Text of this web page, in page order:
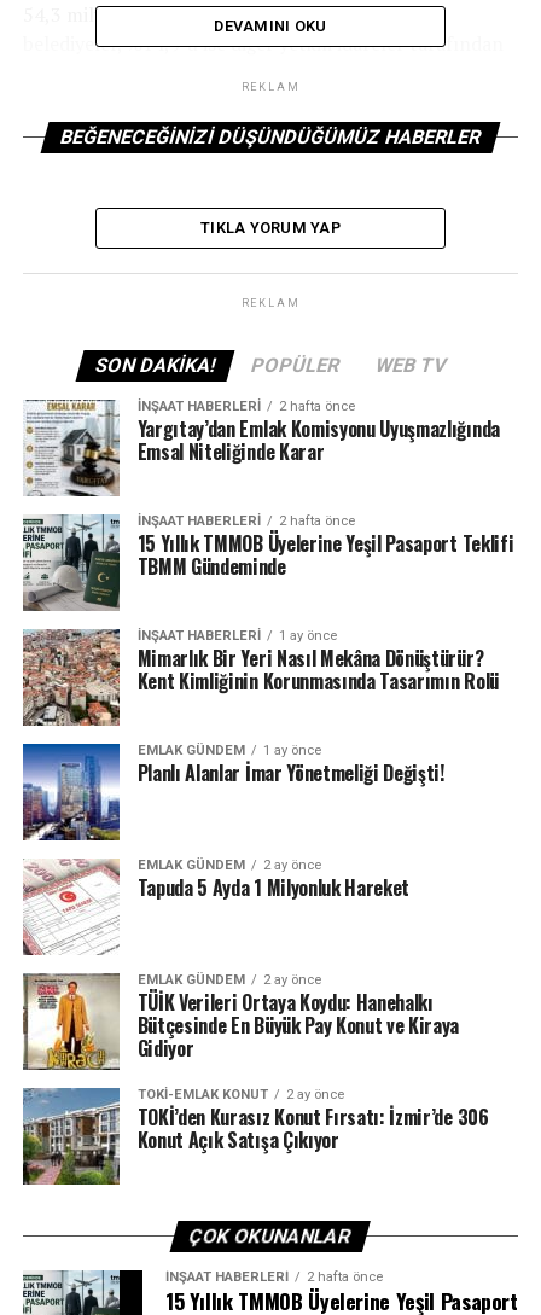
54,3 milyon metrekareye ulaştı. Bunun %85,1’i
belediyeler, %14,9’u ise diğer yetkili idareler tarafından
Müstakil Konutlara İlgi Azalıyor
büyük payı40,3 milyon metrekare ile çok daireli
konutlaraldı.
Buna karşın pandemi ve deprem döneminde yükselen
müstakil konut talebinde düşüş gözleniyor. 2025’in ikinci
Bu oran 2023’te %9’un üzerinde, 2024’te ise %7
seviyesindeydi.
İskan Verilerinde de Yükseliş
Yapı kullanma izin belgesi (iskan) istatistikleri de artış
gösterdi. 2025’in ikinci çeyreğinde:
Bina sayısı %18,1 arttı.
Daire sayısı %44,3 yükseldi.
Toplam yüzölçümü %30,2 büyüdü.
Bu dönemde
20 bin 135 bina için, toplam 130 bin 152
daireye iskan düzenlendi.
Uzmanların Uyarısı: Erişilebilir
Konut Üretilmeli
Üretimdeki bu hareketlilik arz–talep dengesi için olumlu
görülse de, uzmanlarfiyat erişilebilirliğikonusunda
uyarıyor. Türkiye’de ev sahipliği oranı %56’ya gerilerken,
yüksek faizler ve artan maliyetler orta gelirli
vatandaşların konuta erişimini zorlaştırıyor.
Sektör temsilcileri,kamunun arsa katkısı ve özel
sektör işbirliği
Gözler Sosyal Konut
DEVAMINI OKU
REKLAM
BEĞENECEĞINIZI DÜŞÜNDÜĞÜMÜZ HABERLER
TIKLA YORUM YAP
REKLAM
SON DAKIKA! POPÜLER WEB TV
İNŞAAT HABERLERI 2 hafta önce
Yargıtay’dan Emlak Komisyonu Uyuşmazlığında
Emsal Niteliğinde Karar
İNŞAAT HABERLERI 2 hafta önce
15 Yıllık TMMOB Üyelerine Yeşil Pasaport Teklifi
TBMM Gündeminde
İNŞAAT HABERLERI 1 ay önce
Mimarlık Bir Yeri Nasıl Mekâna Dönüştürür?
Kent Kimliğinin Korunmasında Tasarımın Rolü
EMLAK GÜNDEM 1 ay önce
Planlı Alanlar İmar Yönetmeliği Değişti!
EMLAK GÜNDEM 2 ay önce
Tapuda 5 Ayda 1 Milyonluk Hareket
EMLAK GÜNDEM 2 ay önce
TÜİK Verileri Ortaya Koydu: Hanehalkı
Bütçesinde En Büyük Pay Konut ve Kiraya
Gidiyor
TOKI-EMLAK KONUT 2 ay önce
TOKİ’den Kurasız Konut Fırsatı: İzmir’de 306
Konut Açık Satışa Çıkıyor
ÇOK OKUNANLAR
İNŞAAT HABERLERI 2 hafta önce
15 Yıllık TMMOB Üyelerine Yeşil Pasaport